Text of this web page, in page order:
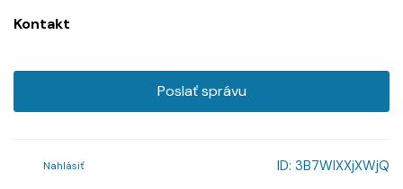
Kontakt
Poslať správu
Nahlásiť ID: 3B7WlXXjXWjQ